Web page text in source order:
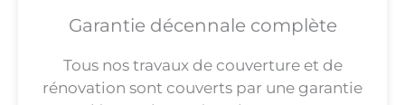
Garantie décennale complète
Tous nos travaux de couverture et de
rénovation sont couverts par une garantie